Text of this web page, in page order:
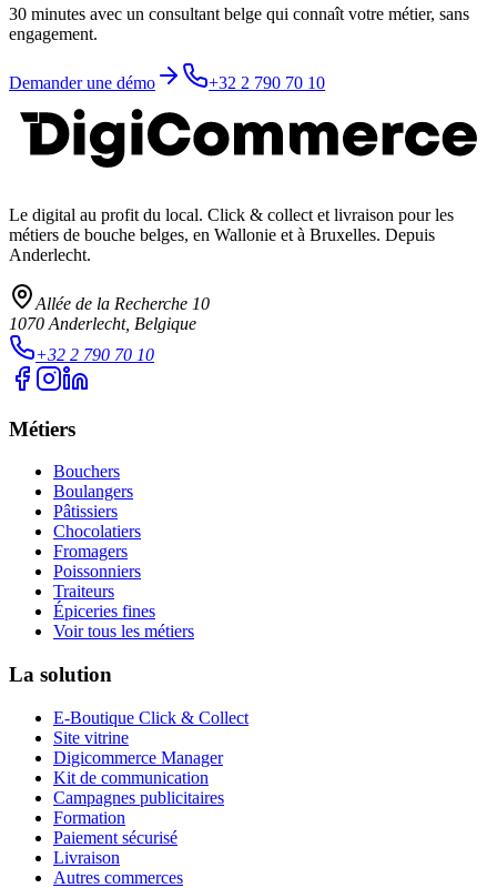
30 minutes avec un consultant belge qui connaît votre métier, sans
engagement.
Demander une démo +32 2 790 70 10
Le digital au profit du local. Click & collect et livraison pour les
métiers de bouche belges, en Wallonie et à Bruxelles. Depuis
Anderlecht.
Allée de la Recherche 10
1070 Anderlecht, Belgique
+32 2 790 70 10
Métiers
Bouchers
Boulangers
Pâtissiers
Chocolatiers
Fromagers
Poissonniers
Traiteurs
Épiceries fines
Voir tous les métiers
La solution
E-Boutique Click & Collect
Site vitrine
Digicommerce Manager
Kit de communication
Campagnes publicitaires
Formation
Paiement sécurisé
Livraison
Autres commerces